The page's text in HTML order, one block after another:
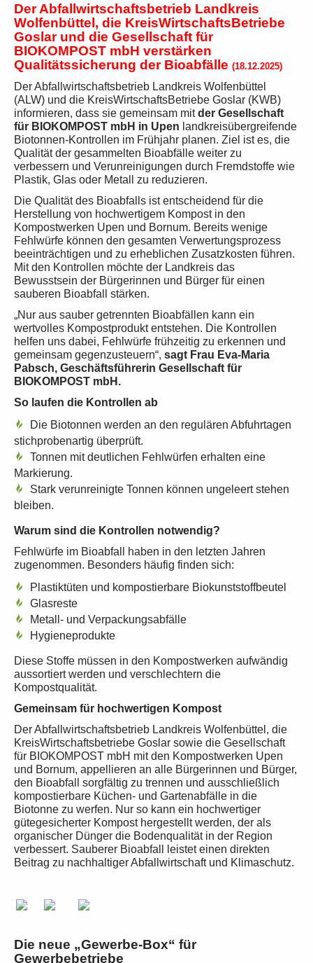
Der Abfallwirtschaftsbetrieb Landkreis
Wolfenbüttel, die KreisWirtschaftsBetriebe
Goslar und die Gesellschaft für
BIOKOMPOST mbH verstärken
Qualitätssicherung der Bioabfälle (18.12.2025)
Der Abfallwirtschaftsbetrieb Landkreis Wolfenbüttel
(ALW) und die KreisWirtschaftsBetriebe Goslar (KWB)
informieren, dass sie gemeinsam mitder Gesellschaft
für BIOKOMPOST mbH in Upen landkreisübergreifende
Biotonnen-Kontrollen im Frühjahr planen. Ziel ist es, die
Qualität der gesammelten Bioabfälle weiter zu
verbessern und Verunreinigungen durch Fremdstoffe wie
Plastik, Glas oder Metall zu reduzieren.
Die Qualität des Bioabfalls ist entscheidend für die
Herstellung von hochwertigem Kompost in den
Kompostwerken Upen und Bornum. Bereits wenige
Fehlwürfe können den gesamten Verwertungsprozess
beeinträchtigen und zu erheblichen Zusatzkosten führen.
Mit den Kontrollen möchte der Landkreis das
Bewusstsein der Bürgerinnen und Bürger für einen
sauberen Bioabfall stärken.
„Nur aus sauber getrennten Bioabfällen kann ein
wertvolles Kompostprodukt entstehen. Die Kontrollen
helfen uns dabei, Fehlwürfe frühzeitig zu erkennen und
gemeinsam gegenzusteuern“, sagt Frau Eva-Maria
Pabsch, Geschäftsführerin Gesellschaft für
BIOKOMPOST mbH.
So laufen die Kontrollen ab
Die Biotonnen werden an den regulären Abfuhrtagen
stichprobenartig überprüft.
Tonnen mit deutlichen Fehlwürfen erhalten eine
Markierung.
Stark verunreinigte Tonnen können ungeleert stehen
bleiben.
Warum sind die Kontrollen notwendig?
Fehlwürfe im Bioabfall haben in den letzten Jahren
zugenommen. Besonders häufig finden sich:
Plastiktüten und kompostierbare Biokunststoffbeutel
Glasreste
Metall- und Verpackungsabfälle
Hygieneprodukte
Diese Stoffe müssen in den Kompostwerken aufwändig
aussortiert werden und verschlechtern die
Kompostqualität.
Gemeinsam für hochwertigen Kompost
Der Abfallwirtschaftsbetrieb Landkreis Wolfenbüttel, die
KreisWirtschaftsbetriebe Goslar sowie die Gesellschaft
für BIOKOMPOST mbH mit den Kompostwerken Upen
und Bornum, appellieren an alle Bürgerinnen und Bürger,
den Bioabfall sorgfältig zu trennen und ausschließlich
kompostierbare Küchen- und Gartenabfälle in die
Biotonne zu werfen. Nur so kann ein hochwertiger
gütegesicherter Kompost hergestellt werden, der als
organischer Dünger die Bodenqualität in der Region
verbessert. Sauberer Bioabfall leistet einen direkten
Beitrag zu nachhaltiger Abfallwirtschaft und Klimaschutz.
Die neue „Gewerbe-Box“ für
Gewerbebetriebe